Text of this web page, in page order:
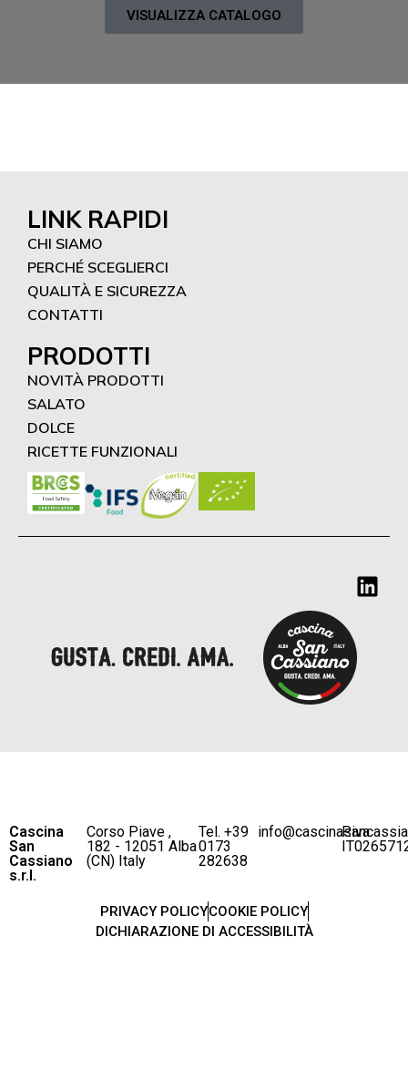
VISUALIZZA CATALOGO
LINK RAPIDI
CHI SIAMO
PERCHÉ SCEGLIERCI
QUALITÀ E SICUREZZA
CONTATTI
PRODOTTI
NOVITÀ PRODOTTI
SALATO
DOLCE
RICETTE FUNZIONALI
Cascina
San
Cassiano
s.r.l.
Corso Piave ,
182 - 12051 Alba
(CN) Italy
Tel. +39
0173
282638
P.iva
PRIVACY POLICYCOOKIE POLICY
DICHIARAZIONE DI ACCESSIBILITÀ